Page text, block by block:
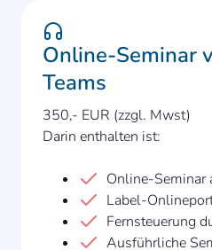
Online-Seminar
Teams
350,- EUR (zzgl. Mwst)
Darin enthalten ist:
Online-Seminar
Label-
Fernsteuerung
Ausführliche